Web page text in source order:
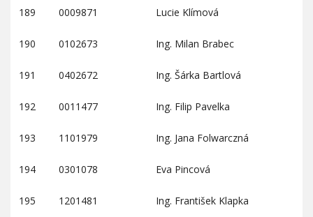
189 0009871 Lucie Klímová
190 0102673 Ing. Milan Brabec
191 0402672 Ing. Šárka Bartlová
192 0011477 Ing. Filip Pavelka
193 1101979 Ing. Jana Folwarczná
194 0301078 Eva Pincová
195 1201481 Ing. František Klapka